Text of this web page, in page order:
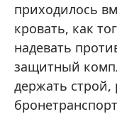
приходилось
кровать, как
надевать
защитный
держать